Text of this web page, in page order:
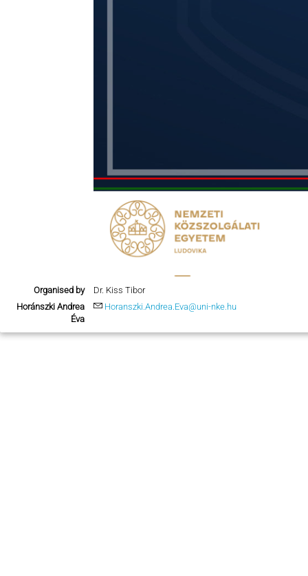
Organised by
Dr. Kiss Tibor
Horánszki Andrea
Éva
Horanszki.Andrea.Eva@uni-nke.hu